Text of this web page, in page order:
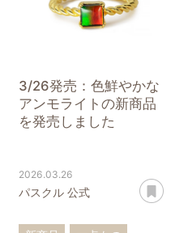
アンモライト
あとで読む
3/26発売：色鮮やかな
アンモライトの新商品
を発売しました
2026.03.26
パスクル 公式